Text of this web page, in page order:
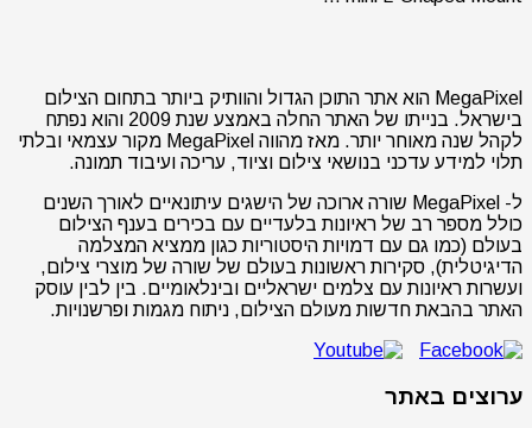
MegaPixel הוא אתר התוכן הגדול והוותיק ביותר בתחום הצילום
בישראל. בנייתו של האתר החלה באמצע שנת 2009 והוא נפתח
לקהל שנה מאוחר יותר. מאז מהווה MegaPixel מקור עצמאי ובלתי
תלוי למידע עדכני בנושאי צילום וציוד, עריכה ועיבוד תמונה.
ל- MegaPixel שורה ארוכה של הישגים עיתונאיים לאורך השנים
כולל מספר רב של ראיונות בלעדיים עם בכירים בענף הצילום
בעולם (כמו גם עם דמויות היסטוריות כגון ממציא המצלמה
הדיגיטלית), סקירות ראשונות בעולם של שורה של מוצרי צילום,
ועשרות ראיונות עם צלמים ישראליים ובינלאומיים. בין לבין עוסק
האתר בהבאת חדשות מעולם הצילום, ניתוח מגמות ופרשנויות.
ערוצים באתר